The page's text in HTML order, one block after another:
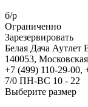
б/р
Ограниченно
Зарезервировать
Белая Дача Аутлет
140053,
+7 (499) 110-29-00,
7/0 ПН-ВС 10 - 22
Выберите размер